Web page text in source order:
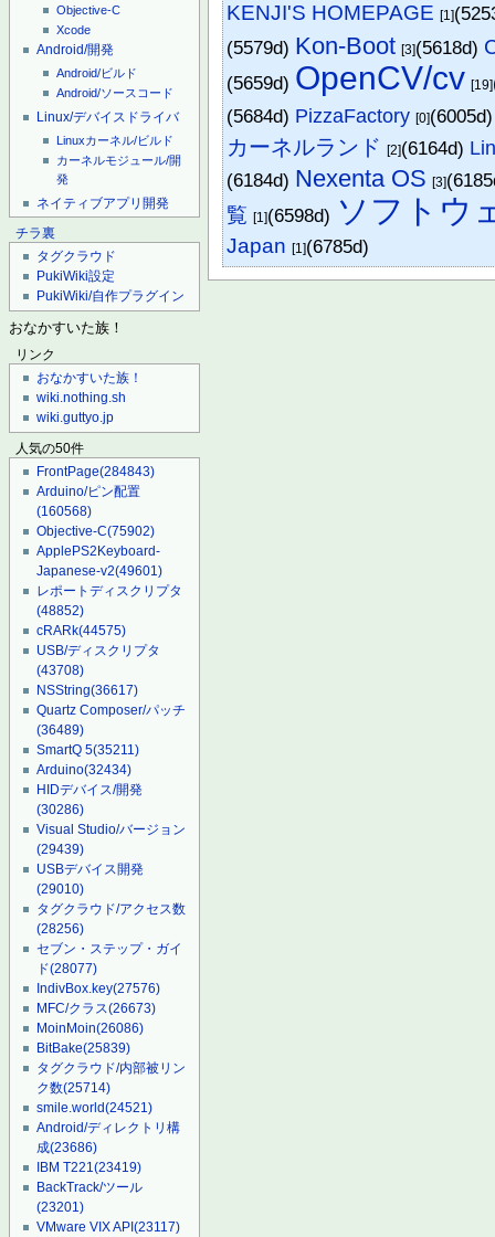
Objective-C
Xcode
Android/開発
Android/ビルド
Android/ソースコード
Linux/デバイスドライバ
Linuxカーネル/ビルド
カーネルモジュール/開
発
ネイティブアプリ開発
チラ裏
タグクラウド
PukiWiki設定
PukiWiki/自作プラグイン
おなかすいた族！
リンク
おなかすいた族！
wiki.nothing.sh
wiki.guttyo.jp
人気の50件
FrontPage(284843)
Arduino/ピン配置
(160568)
Objective-C(75902)
ApplePS2Keyboard-
Japanese-v2(49601)
レポートディスクリプタ
(48852)
cRARk(44575)
USB/ディスクリプタ
(43708)
NSString(36617)
Quartz Composer/パッチ
(36489)
SmartQ 5(35211)
Arduino(32434)
HIDデバイス/開発
(30286)
Visual Studio/バージョン
(29439)
USBデバイス開発
(29010)
タグクラウド/アクセス数
(28256)
セブン・ステップ・ガイ
ド(28077)
IndivBox.key(27576)
MFC/クラス(26673)
MoinMoin(26086)
BitBake(25839)
タグクラウド/内部被リン
ク数(25714)
smile.world(24521)
Android/ディレクトリ構
成(23686)
IBM T221(23419)
BackTrack/ツール
(23201)
VMware VIX API(23117)
KENJI'S HOMEPAGE [1]
(5579d) Kon-Boot [3](5618d)
(5659d) OpenCV/cv [19]
(5684d) PizzaFactory [0]
カーネルランド [2](6164d)
(6184d) Nexenta OS [3]
覧 [1](6598d) ソフトウ
Japan [1](6785d)